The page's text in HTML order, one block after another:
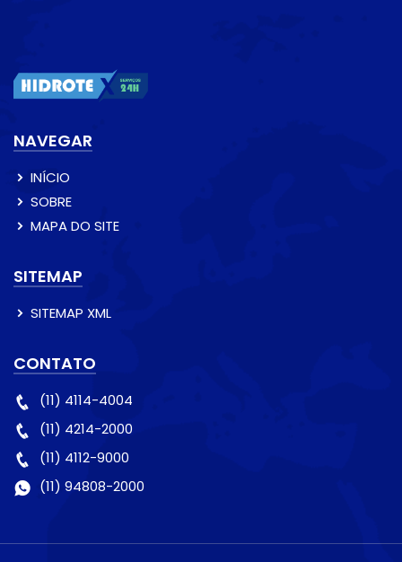
NAVEGAR
INÍCIO
SOBRE
MAPA DO SITE
SITEMAP
SITEMAP XML
CONTATO
(11) 4114-4004
(11) 4214-2000
(11) 4112-9000
(11) 94808-2000